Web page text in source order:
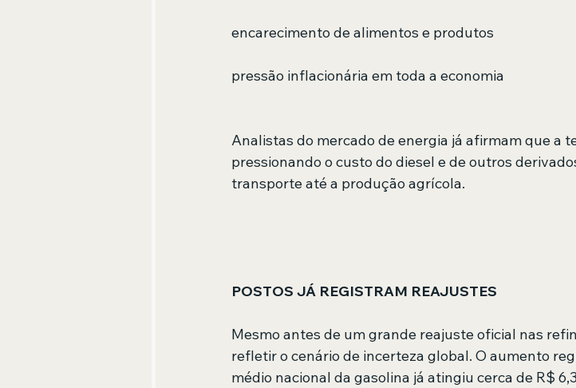
encarecimento de alimentos e produtos
pressão inflacionária em toda a economia
Analistas do mercado de energia já afirmam que a
pressionando o custo do diesel e de outros
transporte até a produção agrícola.
POSTOS JÁ REGISTRAM REAJUSTES
Mesmo antes de um grande reajuste oficial nas
refletir o cenário de incerteza global. O aumento
médio nacional da gasolina já atingiu cerca de R$